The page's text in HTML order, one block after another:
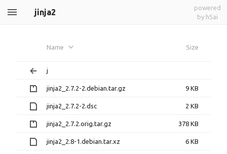
jinja2
powered
by h5ai
Name Size
j
jinja2_2.7.2-2.debian.tar.gz 9 KB
jinja2_2.7.2-2.dsc 2 KB
jinja2_2.7.2.orig.tar.gz 378 KB
jinja2_2.8-1.debian.tar.xz 6 KB